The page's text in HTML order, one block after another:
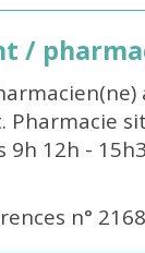
/
Pharmacie
9h 12h -
n°